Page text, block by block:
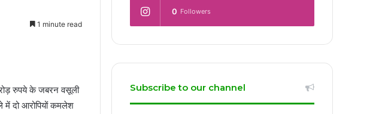
1 minute read
रुपये के जबरन वसूली
में दो आरोपियों कमलेश
0 Followers
Subscribe to our channel